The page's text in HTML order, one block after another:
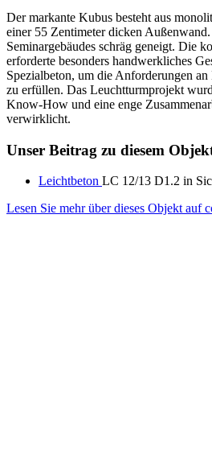
Der markante Kubus besteht aus
einer 55 Zentimeter dicken
Seminargebäudes schräg geneigt. Die
erforderte besonders handwerkliches
Spezialbeton, um die Anforderungen
zu erfüllen. Das Leuchtturmprojekt
Know-How und eine enge
verwirklicht.
Unser Beitrag zu diesem
Leichtbeton LC 12/13 D1.2 in
Lesen Sie mehr über dieses Objekt auf